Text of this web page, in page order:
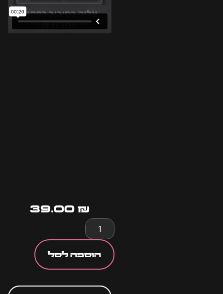
39.00 ₪
הוספה לסל